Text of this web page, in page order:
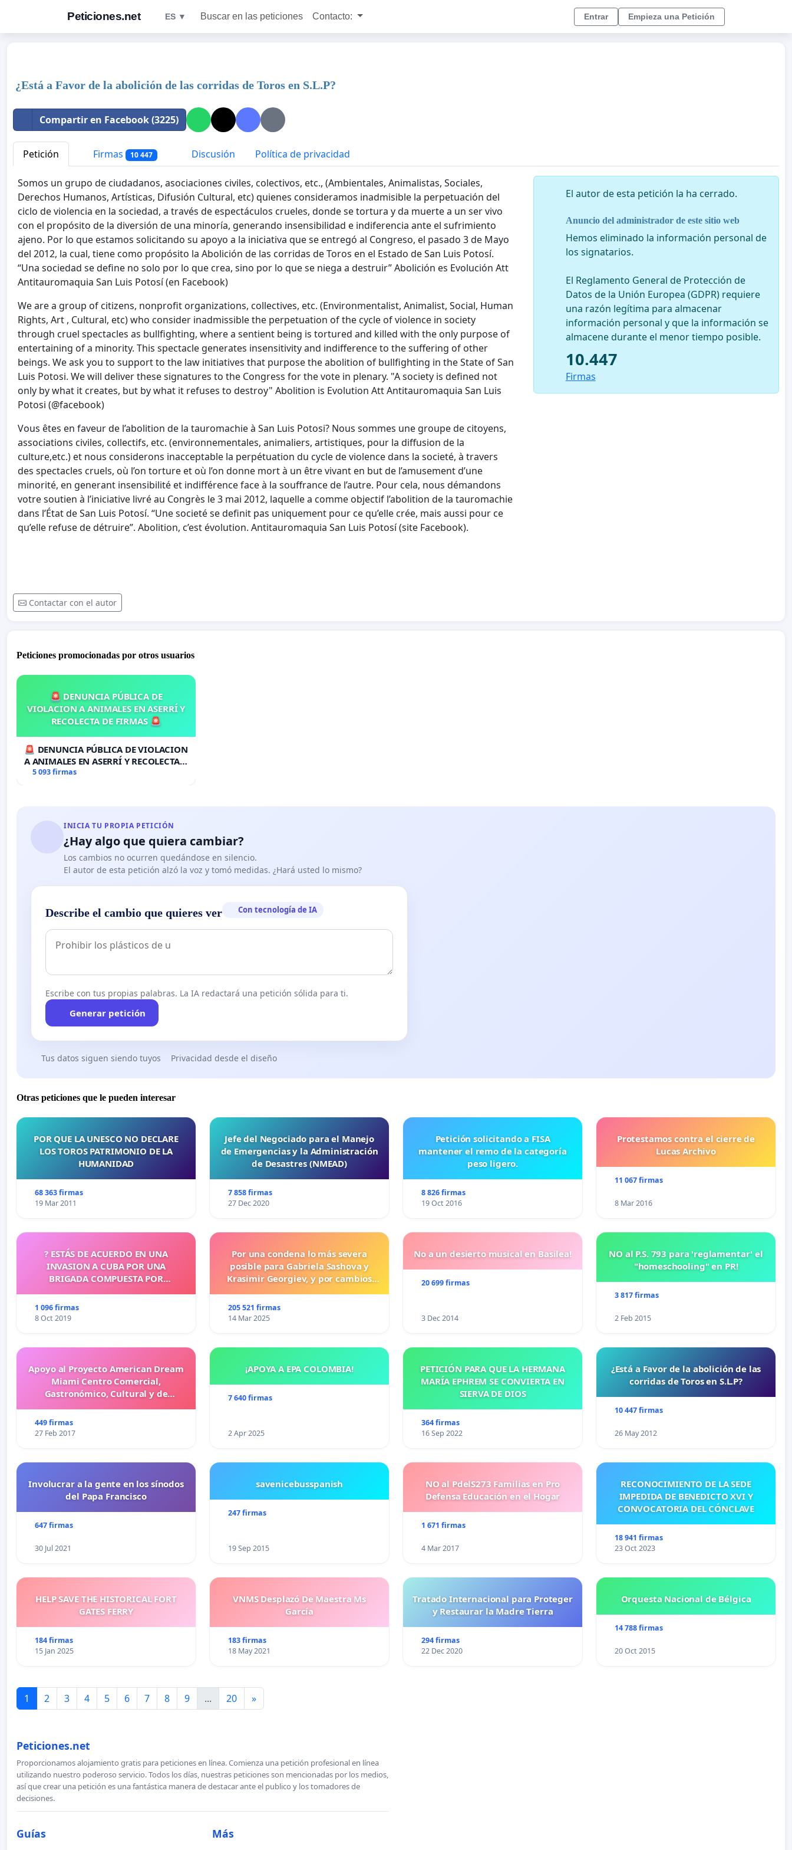
Peticiones.net ES ▼ Buscar en las peticiones Contacto: Entrar Empieza una Petición
¿Está a Favor de la abolición de las corridas de Toros en S.L.P?
Compartir en Facebook (3225)
Petición Firmas 10 447 Discusión Política de privacidad
Somos un grupo de ciudadanos, asociaciones civiles, colectivos, etc., (Ambientales, Animalistas, Sociales,
Derechos Humanos, Artísticas, Difusión Cultural, etc) quienes consideramos inadmisible la perpetuación del
ciclo de violencia en la sociedad, a través de espectáculos crueles, donde se tortura y da muerte a un ser vivo
con el propósito de la diversión de una minoría, generando insensibilidad e indiferencia ante el sufrimiento
ajeno. Por lo que estamos solicitando su apoyo a la iniciativa que se entregó al Congreso, el pasado 3 de Mayo
del 2012, la cual, tiene como propósito la Abolición de las corridas de Toros en el Estado de San Luis Potosí.
“Una sociedad se define no solo por lo que crea, sino por lo que se niega a destruir” Abolición es Evolución Att
Antitauromaquia San Luis Potosí (en Facebook)
We are a group of citizens, nonprofit organizations, collectives, etc. (Environmentalist, Animalist, Social, Human
Rights, Art , Cultural, etc) who consider inadmissible the perpetuation of the cycle of violence in society
through cruel spectacles as bullfighting, where a sentient being is tortured and killed with the only purpose of
entertaining of a minority. This spectacle generates insensitivity and indifference to the suffering of other
beings. We ask you to support to the law initiatives that purpose the abolition of bullfighting in the State of San
Luis Potosi. We will deliver these signatures to the Congress for the vote in plenary. "A society is defined not
only by what it creates, but by what it refuses to destroy" Abolition is Evolution Att Antitauromaquia San Luis
Potosi (@facebook)
Vous êtes en faveur de l’abolition de la tauromachie à San Luis Potosi? Nous sommes une groupe de citoyens,
associations civiles, collectifs, etc. (environnementales, animaliers, artistiques, pour la diffusion de la
culture,etc.) et nous considerons inacceptable la perpétuation du cycle de violence dans la societé, à travers
des spectacles cruels, où l’on torture et où l’on donne mort à un être vivant en but de l’amusement d’une
minorité, en generant insensibilité et indifférence face à la souffrance de l’autre. Pour cela, nous démandons
votre soutien à l’iniciative livré au Congrès le 3 mai 2012, laquelle a comme objectif l’abolition de la tauromachie
dans l’État de San Luis Potosí. “Une societé se definit pas uniquement pour ce qu’elle crée, mais aussi pour ce
qu’elle refuse de détruire”. Abolition, c’est évolution. Antitauromaquia San Luis Potosí (site Facebook).
Contactar con el autor
El autor de esta petición la ha cerrado.
Anuncio del administrador de este sitio web
Hemos eliminado la información personal de
los signatarios.
El Reglamento General de Protección de
Datos de la Unión Europea (GDPR) requiere
una razón legítima para almacenar
información personal y que la información se
almacene durante el menor tiempo posible.
10.447
Firmas
Peticiones promocionadas por otros usuarios
🚨 DENUNCIA PÚBLICA DE
VIOLACION A ANIMALES EN ASERRÍ Y
RECOLECTA DE FIRMAS 🚨
🚨 DENUNCIA PÚBLICA DE VIOLACION
A ANIMALES EN ASERRÍ Y RECOLECTA
DE FIRMAS 🚨
5 093 firmas
INICIA TU PROPIA PETICIÓN
¿Hay algo que quiera cambiar?
Los cambios no ocurren quedándose en silencio.
El autor de esta petición alzó la voz y tomó medidas. ¿Hará usted lo mismo?
Describe el cambio que quieres ver Con tecnología de IA
Escribe con tus propias palabras. La IA redactará una petición sólida para ti.
Generar petición
Tus datos siguen siendo tuyos Privacidad desde el diseño
Otras peticiones que le pueden interesar
POR QUE LA UNESCO NO DECLARE
LOS TOROS PATRIMONIO DE LA
HUMANIDAD
68 363 firmas
19 Mar 2011
Jefe del Negociado para el Manejo
de Emergencias y la Administración
de Desastres (NMEAD)
7 858 firmas
27 Dec 2020
Petición solicitando a FISA
mantener el remo de la categoría
peso ligero.
8 826 firmas
19 Oct 2016
Protestamos contra el cierre de
Lucas Archivo
11 067 firmas
8 Mar 2016
? ESTÁS DE ACUERDO EN UNA
INVASION A CUBA POR UNA
BRIGADA COMPUESTA POR
1 096 firmas
8 Oct 2019
Por una condena lo más severa
posible para Gabriela Sashova y
Krasimir Georgiev, y por cambios
más duras para los crímenes
cometidos contra los animales.
205 521 firmas
14 Mar 2025
No a un desierto musical en Basilea!
20 699 firmas
3 Dec 2014
NO al P.S. 793 para 'reglamentar' el
"homeschooling" en PR!
3 817 firmas
2 Feb 2015
Apoyo al Proyecto American Dream
Miami Centro Comercial,
Gastronómico, Cultural y de
449 firmas
27 Feb 2017
¡APOYA A EPA COLOMBIA!
7 640 firmas
2 Apr 2025
PETICIÓN PARA QUE LA HERMANA
MARÍA EPHREM SE CONVIERTA EN
SIERVA DE DIOS
364 firmas
16 Sep 2022
¿Está a Favor de la abolición de las
corridas de Toros en S.L.P?
10 447 firmas
26 May 2012
Involucrar a la gente en los sínodos
del Papa Francisco
647 firmas
30 Jul 2021
savenicebusspanish
247 firmas
19 Sep 2015
NO al PdelS273 Familias en Pro
Defensa Educación en el Hogar
1 671 firmas
4 Mar 2017
RECONOCIMIENTO DE LA SEDE
IMPEDIDA DE BENEDICTO XVI Y
CONVOCATORIA DEL CÓNCLAVE
18 941 firmas
23 Oct 2023
HELP SAVE THE HISTORICAL FORT
GATES FERRY
184 firmas
15 Jan 2025
VNMS Desplazó De Maestra Ms
García
183 firmas
18 May 2021
Tratado Internacional para Proteger
y Restaurar la Madre Tierra
294 firmas
22 Dec 2020
Orquesta Nacional de Bélgica
14 788 firmas
20 Oct 2015
1 2 3 4 5 6 7 8 9 ... 20 »
Peticiones.net
Proporcionamos alojamiento gratis para peticiones en línea. Comienza una petición profesional en línea
utilizando nuestro poderoso servicio. Todos los días, nuestras peticiones son mencionadas por los medios,
así que crear una petición es una fantástica manera de destacar ante el publico y los tomadores de
decisiones.
Guías Más